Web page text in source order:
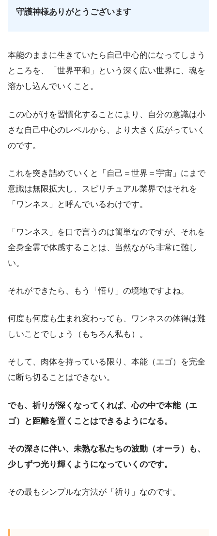
守護神様ありがとうございます
本能のままに生きていたら自己中心的になってしまう
ところを、「世界平和」という深く広い世界に、魂を
溶かし込んでいくこと。
この心がけを習慣化することにより、自分の意識は小
さな自己中心のレベルから、より大きく広がっていく
のです。
これを突き詰めていくと「自己＝世界＝宇宙」にまで
意識は無限拡大し、スピリチュアル業界ではそれを
「ワンネス」と呼んでいるわけです。
「ワンネス」を口で言うのは簡単なのですが、それを
全身全霊で体感することは、当然ながら非常に難し
い。
それができたら、もう「悟り」の境地ですよね。
何度も何度も生まれ変わっても、ワンネスの体得は難
しいことでしょう（もちろん私も）。
そして、肉体を持っている限り、本能（エゴ）を完全
に断ち切ることはできない。
でも、祈りが深くなってくれば、心の中で本能（エ
ゴ）と距離を置くことはできるようになる。
その深さに伴い、未熟な私たちの波動（オーラ）も、
少しずつ光り輝くようになっていくのです。
その最もシンプルな方法が「祈り」なのです。